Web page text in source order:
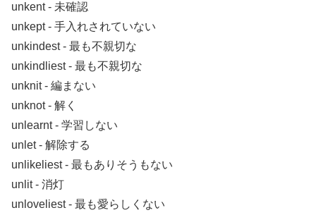
unkent ‐ 未確認
unkept ‐ 手入れされていない
unkindest ‐ 最も不親切な
unkindliest ‐ 最も不親切な
unknit ‐ 編まない
unknot ‐ 解く
unlearnt ‐ 学習しない
unlet ‐ 解除する
unlikeliest ‐ 最もありそうもない
unlit ‐ 消灯
unloveliest ‐ 最も愛らしくない